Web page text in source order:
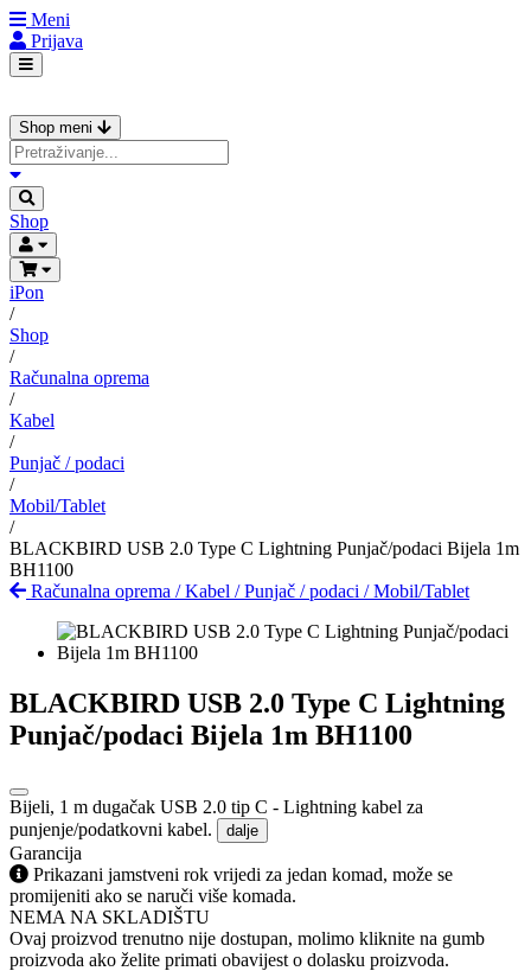
Meni
Prijava
Shop meni
Shop
iPon
/
Shop
/
Računalna oprema
/
Kabel
/
Punjač / podaci
/
Mobil/Tablet
/
BLACKBIRD USB 2.0 Type C Lightning Punjač/podaci Bijela 1m
BH1100
Računalna oprema /Kabel /Punjač / podaci /Mobil/Tablet
BLACKBIRD USB 2.0 Type C Lightning
Punjač/podaci Bijela 1m BH1100
Bijeli, 1 m dugačak USB 2.0 tip C - Lightning kabel za
punjenje/podatkovni kabel.
dalje
Garancija
Prikazani jamstveni rok vrijedi za jedan komad, može se
promijeniti ako se naruči više komada.
NEMA NA SKLADIŠTU
Ovaj proizvod trenutno nije dostupan, molimo kliknite na gumb
proizvoda ako želite primati obavijest o dolasku proizvoda.